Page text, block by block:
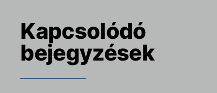
Kapcsolódó
bejegyzések